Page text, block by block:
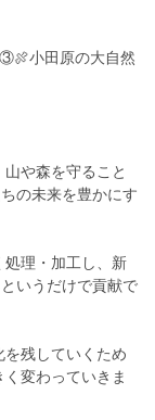
小田原の大自然
や森を守ること
の未来を豊かにす
処理・加工し、新
いうだけで貢献で
残していくため
変わっていきま